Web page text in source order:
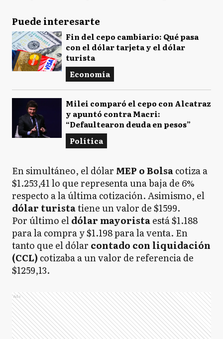
Puede interesarte
Fin del cepo cambiario: Qué pasa
con el dólar tarjeta y el dólar
turista
Economía
Milei comparó el cepo con Alcatraz
y apuntó contra Macri:
“Defaultearon deuda en pesos”
Política
En simultáneo, el dólar MEP o Bolsacotiza a
$1.253,41 lo que representa una baja de 6%
respecto a la última cotización. Asimismo, el
dólar turistatiene un valor de$1599.
Por último eldólar mayoristaestá$1.188
para la compra y $1.198 para la venta. En
tanto que el dólar contado con liquidación
(CCL) cotizaba a un valor de referencia de
$1259,13.
Ads